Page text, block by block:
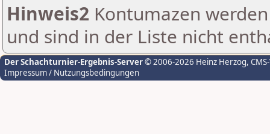
Hinweis2 Kontumazen
und sind in der Liste nicht
Der Schachturnier-Ergebnis-Server© 2006-2026 Heinz Herzog,
Impressum / Nutzungsbedingungen